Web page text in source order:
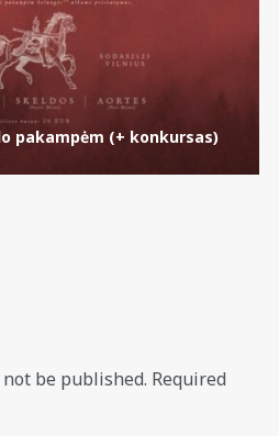
pakampėm (+ konkursas)
be published. Required